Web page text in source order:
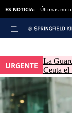
ES NOTICIA: Últimas
URGENTE
La
Ceuta el